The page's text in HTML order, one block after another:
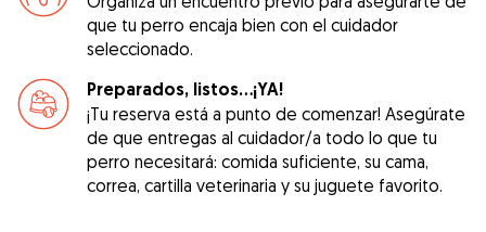
que tu perro encaja bien con el cuidador
seleccionado.
Preparados, listos...¡YA!
¡Tu reserva está a punto de comenzar! Asegúrate
de que entregas al cuidador/a todo lo que tu
perro necesitará: comida suficiente, su cama,
correa, cartilla veterinaria y su juguete favorito.